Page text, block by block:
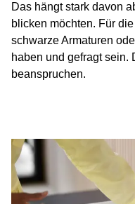
Das hängt stark davon
blicken möchten. Für
schwarze Armaturen
haben und gefragt sein.
beanspruchen.